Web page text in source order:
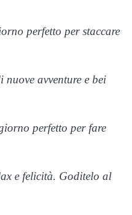
perfetto per staccare
nuove avventure e bei
perfetto per fare
e felicità. Goditelo al